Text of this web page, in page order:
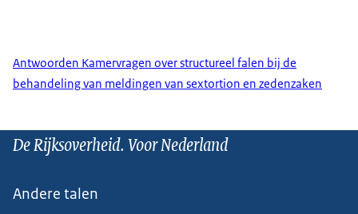
Antwoorden Kamervragen over structureel falen bij de
behandeling van meldingen van sextortion en zedenzaken
De Rijksoverheid. Voor Nederland
Andere talen